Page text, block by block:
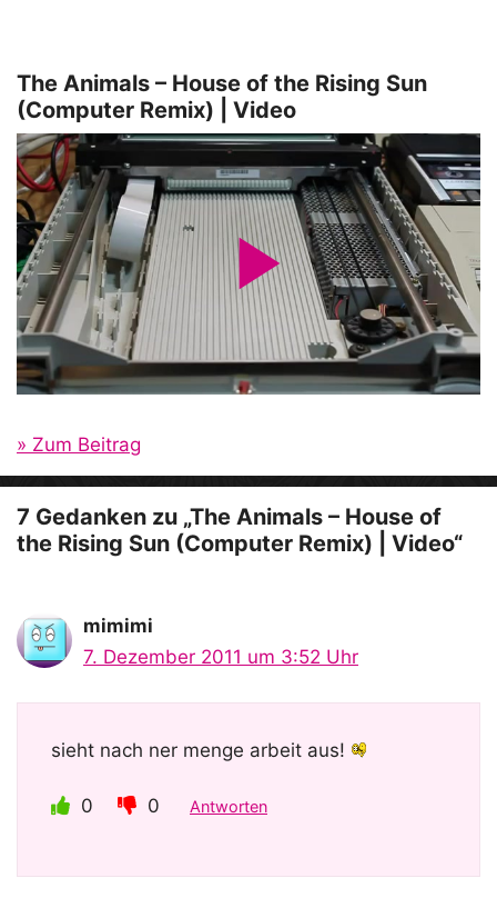
The Animals – House of the Rising Sun
(Computer Remix) | Video
P
l
a
y
i
d
e
» Zum Beitrag
7 Gedanken zu „The Animals – House of
the Rising Sun (Computer Remix) | Video“
mimimi
7. Dezember 2011 um 3:52 Uhr
sieht nach ner menge arbeit aus!
0 0 Antworten